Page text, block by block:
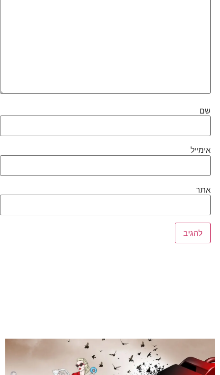
שם
אימייל
אתר